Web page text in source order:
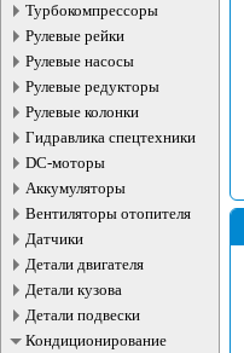
Турбокомпрессоры
Рулевые рейки
Рулевые насосы
Рулевые редукторы
Рулевые колонки
Гидравлика спецтехники
DC-моторы
Аккумуляторы
Вентиляторы отопителя
Датчики
Детали двигателя
Детали кузова
Детали подвески
Кондиционирование